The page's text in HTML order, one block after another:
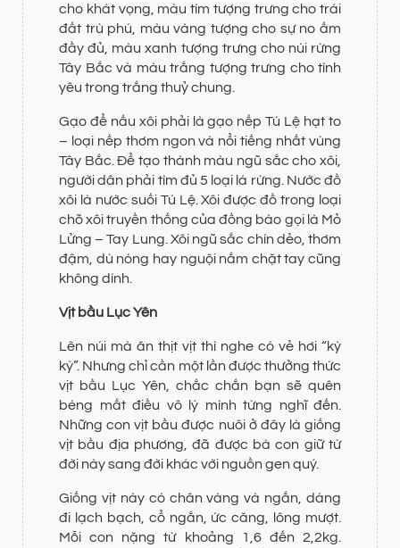
cho khát vọng, màu tím tượng trưng cho trái
đất trù phú, màu vàng tượng cho sự no ấm
đầy đủ, màu xanh tượng trưng cho núi rừng
Tây Bắc và màu trắng tượng trưng cho tình
yêu trong trắng thuỷ chung.
Gạo để nấu xôi phải là gạo nếp Tú Lệ hạt to
– loại nếp thơm ngon và nổi tiếng nhất vùng
Tây Bắc. Để tạo thành màu ngũ sắc cho xôi,
người dân phải tìm đủ 5 loại lá rừng. Nước đồ
xôi là nước suối Tú Lệ. Xôi được đồ trong loại
chõ xôi truyền thống của đồng bào gọi là Mỏ
Lửng – Tay Lung. Xôi ngũ sắc chín dẻo, thơm
đậm, dù nóng hay nguội nắm chặt tay cũng
không dính.
Vịt bầu Lục Yên
Lên núi mà ăn thịt vịt thì nghe có vẻ hơi “kỳ
kỳ”. Nhưng chỉ cần một lần được thưởng thức
vịt bầu Lục Yên, chắc chắn bạn sẽ quên
béng mất điều vô lý mình từng nghĩ đến.
Những con vịt bầu được nuôi ở đây là giống
vịt bầu địa phương, đã được bà con giữ từ
đời này sang đời khác với nguồn gen quý.
Giống vịt này có chân vàng và ngắn, dáng
đi lạch bạch, cổ ngắn, ức căng, lông mượt.
Mỗi con nặng từ khoảng 1,6 đến 2,2kg.